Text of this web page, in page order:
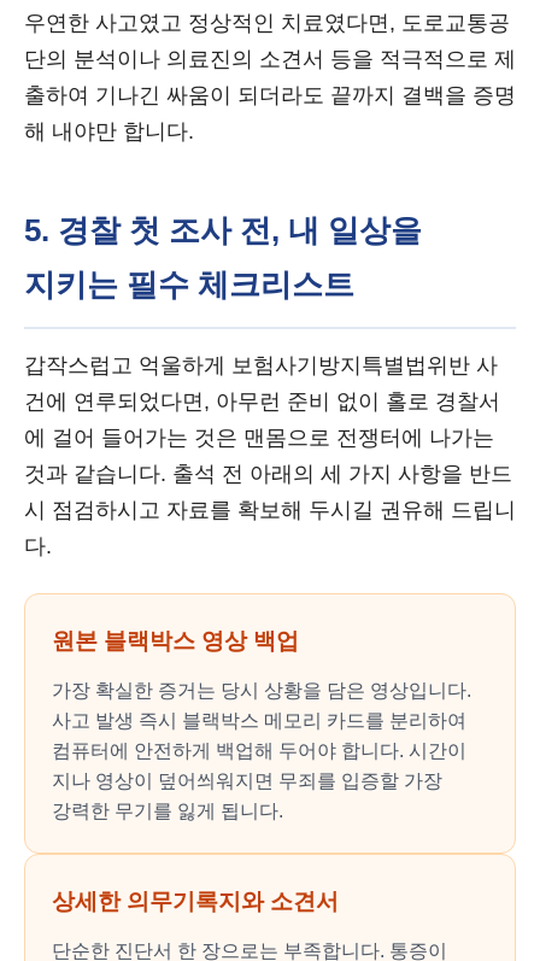
우연한 사고였고 정상적인 치료였다면, 도로교통공
단의 분석이나 의료진의 소견서 등을 적극적으로 제
출하여 기나긴 싸움이 되더라도 끝까지 결백을 증명
해 내야만 합니다.
5. 경찰 첫 조사 전, 내 일상을
지키는 필수 체크리스트
갑작스럽고 억울하게 보험사기방지특별법위반 사
건에 연루되었다면, 아무런 준비 없이 홀로 경찰서
에 걸어 들어가는 것은 맨몸으로 전쟁터에 나가는
것과 같습니다. 출석 전 아래의 세 가지 사항을 반드
시 점검하시고 자료를 확보해 두시길 권유해 드립니
다.
원본 블랙박스 영상 백업
가장 확실한 증거는 당시 상황을 담은 영상입니다.
사고 발생 즉시 블랙박스 메모리 카드를 분리하여
컴퓨터에 안전하게 백업해 두어야 합니다. 시간이
지나 영상이 덮어씌워지면 무죄를 입증할 가장
강력한 무기를 잃게 됩니다.
상세한 의무기록지와 소견서
단순한 진단서 한 장으로는 부족합니다. 통증이